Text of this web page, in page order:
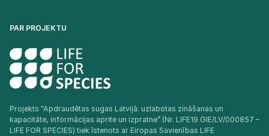
PAR PROJEKTU
Projekts "Apdraudētas sugas Latvijā: uzlabotas zināšanas un
kapacitāte, informācijas aprite un izpratne” (Nr. LIFE19 GIE/LV/000857 –
LIFE FOR SPECIES) tiek īstenots ar Eiropas Savienības LIFE